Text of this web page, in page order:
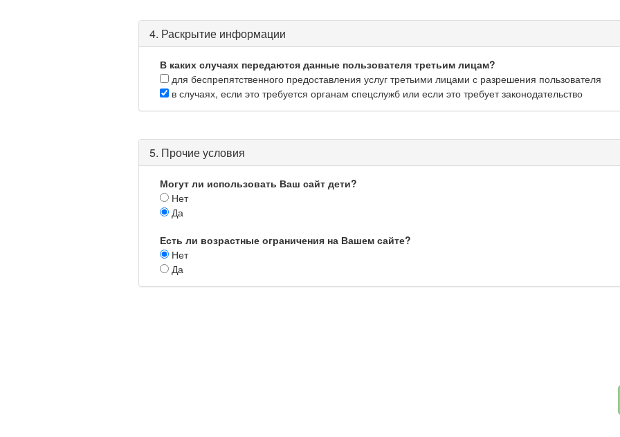
4. Раскрытие информации
В каких случаях передаются данные пользователя третьим лицам?
для беспрепятственного предоставления услуг третьими лицами с разрешения пользователя
в случаях, если это требуется органам спецслужб или если это требует законодательство
5. Прочие условия
Могут ли использовать Ваш сайт дети?
Нет
Да
Есть ли возрастные ограничения на Вашем сайте?
Нет
Да